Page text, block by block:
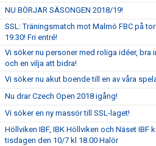
NU BÖRJAR SÄSONGEN 2018/19!
SSL: Träningsmatch mot Malmö FBC på
19.30! Fri entré!
Vi söker nu personer med roliga idéer, bra
och en vilja att bidra!
Vi söker nu akut boende till en av våra
Nu drar Czech Open 2018 igång!
Vi söker en ny massör till SSL-laget!
Höllviken IBF, IBK Höllviken och Näset IBF
tisdagen den 10/7 kl 18.00 Halör